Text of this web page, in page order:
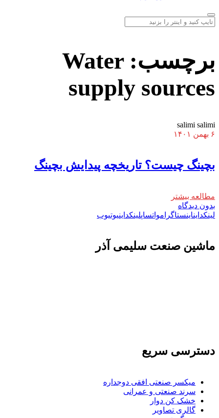
برچسب:Water
supply sources
salimi salimi
۶ بهمن ۱۴۰۱
بچینگ چیست؟ تاریخچه پیدایش بچینگ
مطالعه بیشتر
بدون دیدگاه
لینکدایناینستاگرامواتساپلینکداینیوتیوب
ماشين صنعت سليمی آذر
دسترسی سریع
میکسر صنعتی افقی دوجداره
سرند صنعتی و عمرانی
خشک کن دوار
گالری تصاویر